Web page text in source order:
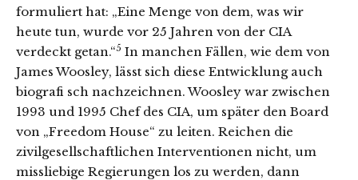
formuliert hat: „Eine Menge von dem, was wir
heute tun, wurde vor 25 Jahren von der CIA
verdeckt getan.“5 In manchen Fällen, wie dem von
James Woosley, lässt sich diese Entwicklung auch
biografi sch nachzeichnen. Woosley war zwischen
1993 und 1995 Chef des CIA, um später den Board
von „Freedom House“ zu leiten. Reichen die
zivilgesellschaftlichen Interventionen nicht, um
missliebige Regierungen los zu werden, dann